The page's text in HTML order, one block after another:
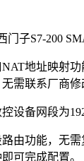
子S7-200
地址映射
需联系厂商修
设备网段为
由功能，无
可完成配置。